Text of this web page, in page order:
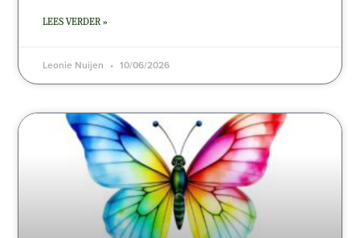
LEES VERDER »
Leonie Nuijen 10/06/2026